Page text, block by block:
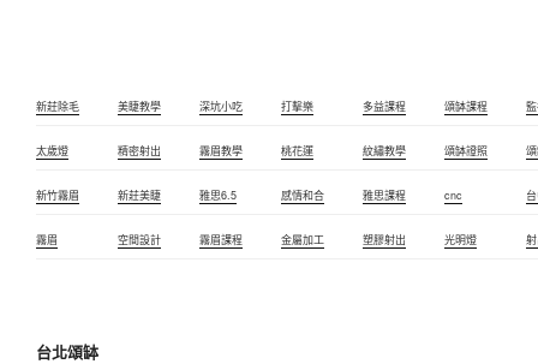
新莊除毛 美睫教學 深坑小吃 打擊樂 多益課程 頌缽課程
太歲燈 精密射出 霧眉教學 桃花運 紋繡教學 頌缽證照
新竹霧眉 新莊美睫 雅思6.5 感情和合 雅思課程 cnc
霧眉 空間設計 霧眉課程 金屬加工 塑膠射出 光明燈
台北頌缽